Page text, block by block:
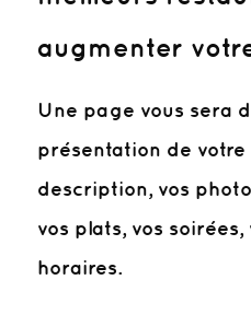
augmenter
Une page vous sera
présentation de
description, vos
vos plats, vos
horaires.